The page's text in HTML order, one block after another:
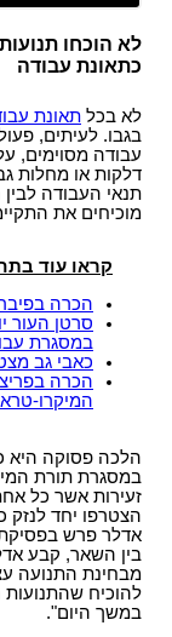
חוק
עורך דין
תקנות
תכופים)
חוק נפגעי
ייעוץ - עורכי
שאלות
תביעת
פורום
עו"ד?
רשלנות
רשלנות
תביעת
שיתוק
זכויות
מידע על
ס` 35-36 לחוק הנזיקין
תיעוד חומר
הקשר בין
קצין
קצין
נכי צה"ל
קביעת אחוזי
נפגעי
הלם קרב
קצין
מאגר חוקים|
נכי צה"ל -
עורכי דין
קטעי עיתונות
הנכים?
תביעות
תאונות
תביעת ביטוח
לפרשנות
פגיעות
חיה מועדת -
מין
חוק פיצוי
בדיקת
צליפת שוט,
דירוג עורכי
מומחה
לא הוכחו
כתאונת עבודה
לא בכל תאונת
בגבו. לעיתים,
עבודה מסוימים,
דלקות או מחלות
תנאי העבודה לבין
מוכיחים את
קראו עוד
הכרה
סרטן העור
במסגרת
כאבי גב
הכרה
המיקרו-
הלכה פסוקה היא
במסגרת תורת
זעירות אשר כל
הצטרפו יחד לנזק
אדלר פרש
בין השאר, קבע
מבחינת התנועה
להוכיח שהתנועות
במשך היום".